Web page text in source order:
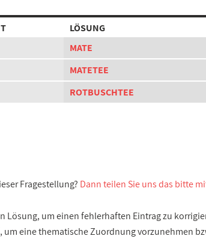
LÖSUNG
MATE
MATETEE
ROTBUSCHTEE
Fragestellung? Dann teilen Sie uns das bitte
Lösung, um einen fehlerhaften Eintrag zu
um eine thematische Zuordnung vorzunehmen